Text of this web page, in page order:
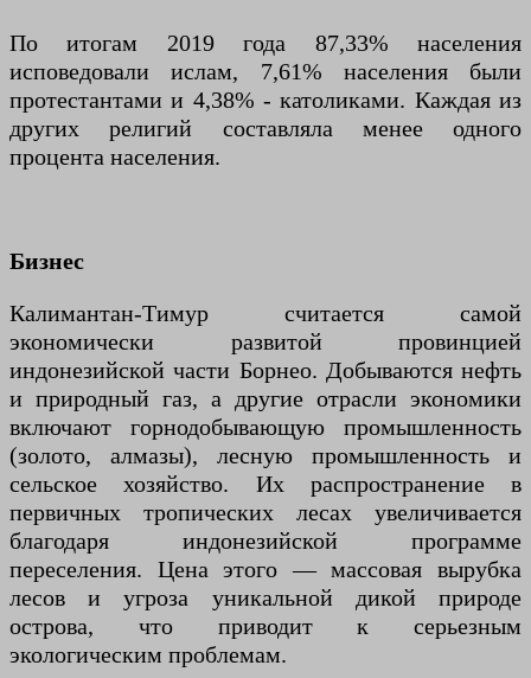
По итогам 2019 года 87,33% населения
исповедовали ислам, 7,61% населения были
протестантами и 4,38% - католиками. Каждая из
других религий составляла менее одного
процента населения.
Бизнес
Калимантан-Тимур считается самой
экономически развитой провинцией
индонезийской части Борнео. Добываются нефть
и природный газ, а другие отрасли экономики
включают горнодобывающую промышленность
(золото, алмазы), лесную промышленность и
сельское хозяйство. Их распространение в
первичных тропических лесах увеличивается
благодаря индонезийской программе
переселения. Цена этого — массовая вырубка
лесов и угроза уникальной дикой природе
острова, что приводит к серьезным
экологическим проблемам.